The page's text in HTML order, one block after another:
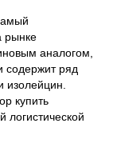
рынке
аналогом,
содержит ряд
изолейцин.
купить
логистической